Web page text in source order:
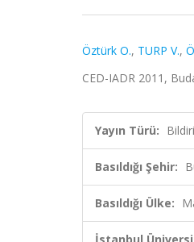
Öztürk O., TURP V.,
CED-IADR 2011,
Yayın Türü:
Basıldığı Şehir:
Basıldığı Ülke: